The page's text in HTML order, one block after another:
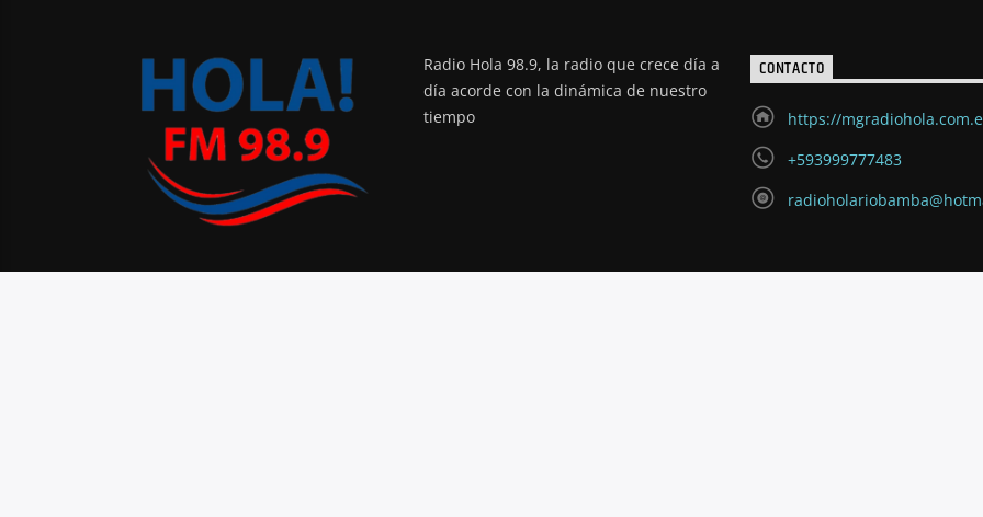
Radio Hola 98.9, la radio que crece día a
día acorde con la dinámica de nuestro
tiempo
CONTACTO
https://
+593999777483